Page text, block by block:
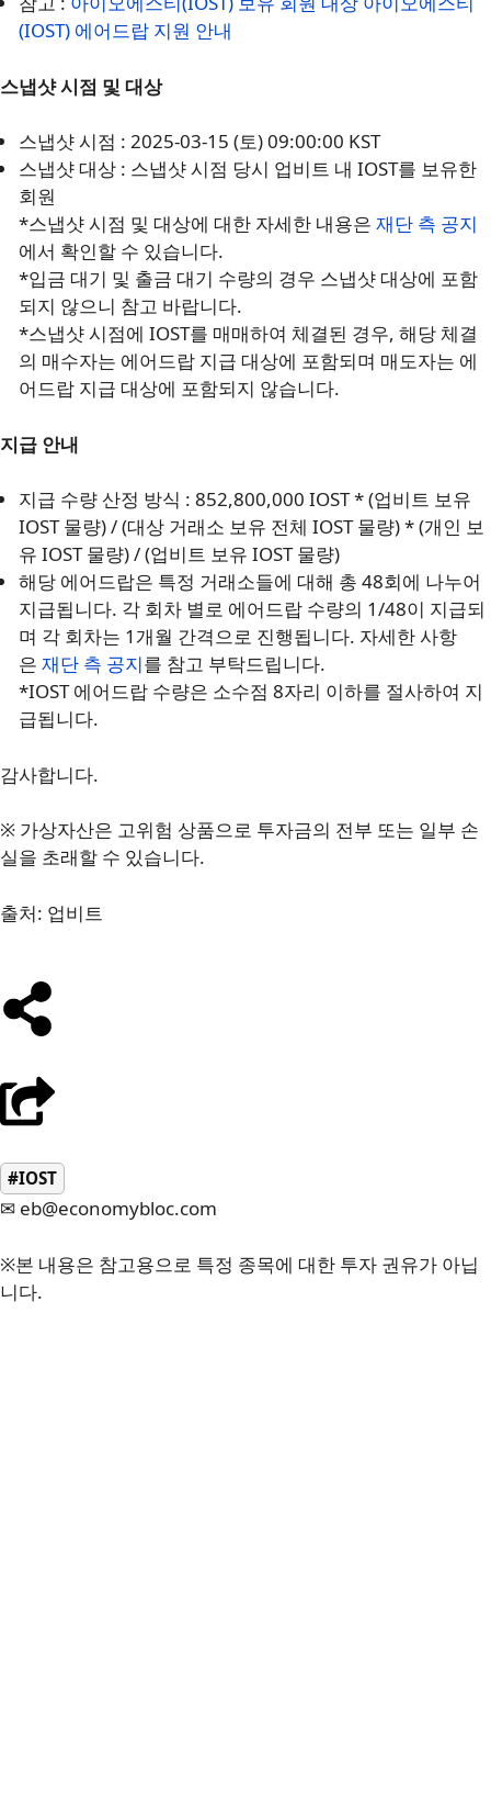
(IOST) 에어드랍 지원 안내
스냅샷 시점 및 대상
스냅샷 시점 : 2025-03-15 (토) 09:00:00 KST
스냅샷 대상 : 스냅샷 시점 당시 업비트 내 IOST를 보유한
회원
*스냅샷 시점 및 대상에 대한 자세한 내용은 재단 측 공지
에서 확인할 수 있습니다.
*입금 대기 및 출금 대기 수량의 경우 스냅샷 대상에 포함
되지 않으니 참고 바랍니다.
*스냅샷 시점에 IOST를 매매하여 체결된 경우, 해당 체결
의 매수자는 에어드랍 지급 대상에 포함되며 매도자는 에
어드랍 지급 대상에 포함되지 않습니다.
지급 안내
지급 수량 산정 방식 : 852,800,000 IOST * (업비트 보유
IOST 물량) / (대상 거래소 보유 전체 IOST 물량) * (개인 보
유 IOST 물량) / (업비트 보유 IOST 물량)
해당 에어드랍은 특정 거래소들에 대해 총 48회에 나누어
지급됩니다. 각 회차 별로 에어드랍 수량의 1/48이 지급되
며 각 회차는 1개월 간격으로 진행됩니다. 자세한 사항
은 재단 측 공지를 참고 부탁드립니다.
*IOST 에어드랍 수량은 소수점 8자리 이하를 절사하여 지
급됩니다.
감사합니다.
※ 가상자산은 고위험 상품으로 투자금의 전부 또는 일부 손
실을 초래할 수 있습니다.
출처: 업비트
#IOST
✉ eb@economybloc.com
※본 내용은 참고용으로 특정 종목에 대한 투자 권유가 아닙
니다.